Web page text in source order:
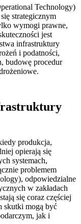
Technology)
strategicznym
wymogi prawne,
jest
infrastruktury
i podatności,
budowę procedur
produkcja,
opierają się
systemach,
problemem
odpowiedzialne
w zakładach
się coraz częściej
skutki mogą być
jak i